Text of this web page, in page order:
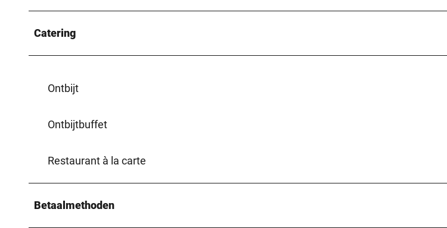
Catering
Ontbijt
Ontbijtbuffet
Restaurant à la carte
Betaalmethoden